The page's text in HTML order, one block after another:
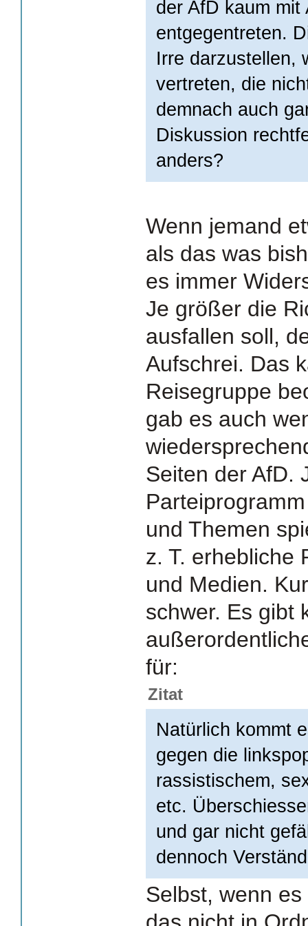
der AfD kaum mit
entgegentreten.
Irre darzustellen,
vertreten, die
demnach auch
Diskussion
anders?
Wenn jemand
als das was
es immer
Je größer die
ausfallen soll,
Aufschrei. Das
Reisegruppe
gab es auch
Seiten der AfD.
und Themen
z. T. erhebliche
und Medien.
schwer. Es gibt
für:
Zitat
Natürlich kommt
gegen die
rassistischem,
etc.
und gar nicht
dennoch
Selbst, wenn